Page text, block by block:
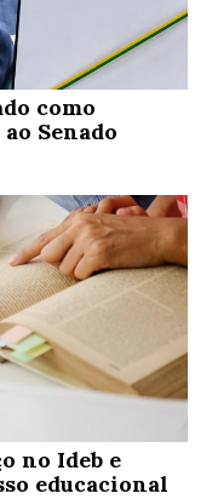
como
Senado
no Ideb e
educacional